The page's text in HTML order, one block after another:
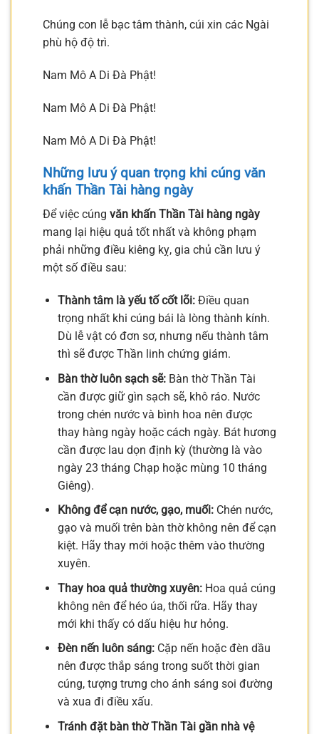
Chúng con lễ bạc tâm thành, cúi xin các Ngài
phù hộ độ trì.
Nam Mô A Di Đà Phật!
Nam Mô A Di Đà Phật!
Nam Mô A Di Đà Phật!
Những lưu ý quan trọng khi cúng văn
khấn Thần Tài hàng ngày
Để việc cúng văn khấn Thần Tài hàng ngày
mang lại hiệu quả tốt nhất và không phạm
phải những điều kiêng kỵ, gia chủ cần lưu ý
một số điều sau:
Thành tâm là yếu tố cốt lõi:Điều quan
trọng nhất khi cúng bái là lòng thành kính.
Dù lễ vật có đơn sơ, nhưng nếu thành tâm
thì sẽ được Thần linh chứng giám.
Bàn thờ luôn sạch sẽ:Bàn thờ Thần Tài
cần được giữ gìn sạch sẽ, khô ráo. Nước
trong chén nước và bình hoa nên được
thay hàng ngày hoặc cách ngày. Bát hương
cần được lau dọn định kỳ (thường là vào
ngày 23 tháng Chạp hoặc mùng 10 tháng
Giêng).
Không để cạn nước, gạo, muối:Chén nước,
gạo và muối trên bàn thờ không nên để cạn
kiệt. Hãy thay mới hoặc thêm vào thường
xuyên.
Thay hoa quả thường xuyên:Hoa quả cúng
không nên để héo úa, thối rữa. Hãy thay
mới khi thấy có dấu hiệu hư hỏng.
Đèn nến luôn sáng:Cặp nến hoặc đèn dầu
nên được thắp sáng trong suốt thời gian
cúng, tượng trưng cho ánh sáng soi đường
và xua đi điều xấu.
Tránh đặt bàn thờ Thần Tài gần nhà vệ